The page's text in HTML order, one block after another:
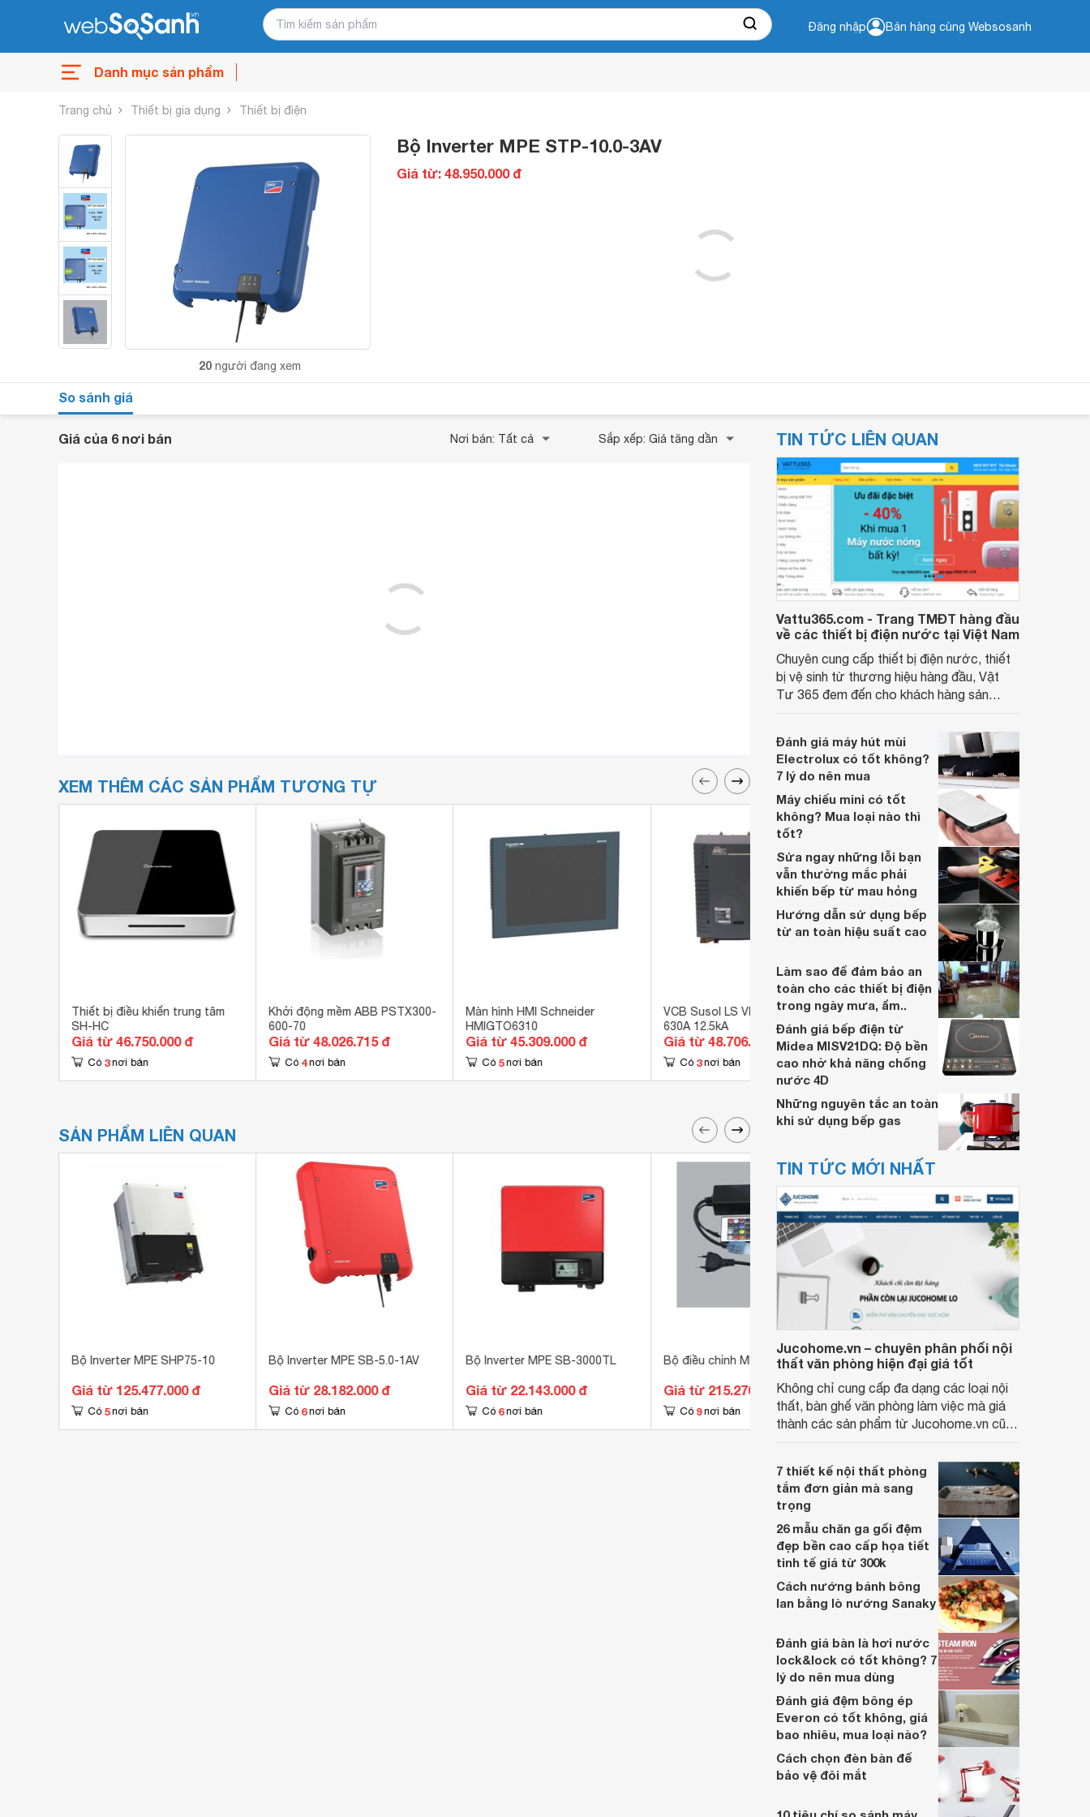
Đăng nhập Bán hàng cùng Websosanh
Danh mục sản phẩm
Trang chủ Thiết bị gia dụng Thiết bị điện
20 người đang xem
Bộ Inverter MPE STP-10.0-3AV
Giá từ: 48.950.000 đ
So sánh giá
Giá của 6 nơi bán Nơi bán: Tất cả Sắp xếp: Giá tăng dần
XEM THÊM CÁC SẢN PHẨM TƯƠNG TỰ
Thiết bị điều khiển trung tâm
SH-HC
Giá từ 46.750.000 đ
Có 3 nơi bán
Khởi động mềm ABB PSTX300-
600-70
Giá từ 48.026.715 đ
Có 4 nơi bán
Màn hình HMI Schneider
HMIGTO6310
Giá từ 45.309.000 đ
Có 5 nơi bán
VCB Susol LS VL-06P-13A/06
630A 12.5kA
Giá từ 48.706.000 đ
Có 3 nơi bán
Khởi động mềm Schneider
ATS48C41Q
Giá từ 52.010.200 đ
Có 10 nơi bán
SẢN PHẨM LIÊN QUAN
Bộ Inverter MPE SHP75-10
Giá từ 125.477.000 đ
Có 5 nơi bán
Bộ Inverter MPE SB-5.0-1AV
Giá từ 28.182.000 đ
Có 6 nơi bán
Bộ Inverter MPE SB-3000TL
Giá từ 22.143.000 đ
Có 6 nơi bán
Bộ điều chỉnh MPE CLSN2
Giá từ 215.270 đ
Có 9 nơi bán
Bộ nguồn Meanwell MDR-10-15
(15V/10W/0.67A)
Giá từ 297.000 đ
Có 4 nơi bán
TIN TỨC LIÊN QUAN
Vattu365.com - Trang TMĐT hàng đầu
về các thiết bị điện nước tại Việt Nam
Chuyên cung cấp thiết bị điện nước, thiết
bị vệ sinh từ thương hiệu hàng đầu, Vật
Tư 365 đem đến cho khách hàng sản
nhiều năm, nhân viên tư vấn chuyên
nghiệp, đội ngũ kỹ thuật có tay nghề cao,
vattu365.com đang là lựa chọn hàng đầu
của nhiều người hiện nay.
Đánh giá máy hút mùi
Electrolux có tốt không?
7 lý do nên mua
Máy chiếu mini có tốt
không? Mua loại nào thì
tốt?
Sửa ngay những lỗi bạn
vẫn thường mắc phải
khiến bếp từ mau hỏng
Hướng dẫn sử dụng bếp
từ an toàn hiệu suất cao
Làm sao để đảm bảo an
toàn cho các thiết bị điện
trong ngày mưa, ẩm..
Đánh giá bếp điện từ
Midea MISV21DQ: Độ bền
cao nhờ khả năng chống
nước 4D
Những nguyên tắc an toàn
khi sử dụng bếp gas
TIN TỨC MỚI NHẤT
Jucohome.vn – chuyên phân phối nội
thất văn phòng hiện đại giá tốt
Không chỉ cung cấp đa dạng các loại nội
thất, bàn ghế văn phòng làm việc mà giá
thành các sản phẩm từ Jucohome.vn cũng
7 thiết kế nội thất phòng
tắm đơn giản mà sang
trọng
26 mẫu chăn ga gối đệm
đẹp bền cao cấp họa tiết
tinh tế giá từ 300k
Cách nướng bánh bông
lan bằng lò nướng Sanaky
Đánh giá bàn là hơi nước
lock&lock có tốt không? 7
lý do nên mua dùng
Đánh giá đệm bông ép
Everon có tốt không, giá
bao nhiêu, mua loại nào?
Cách chọn đèn bàn để
bảo vệ đôi mắt